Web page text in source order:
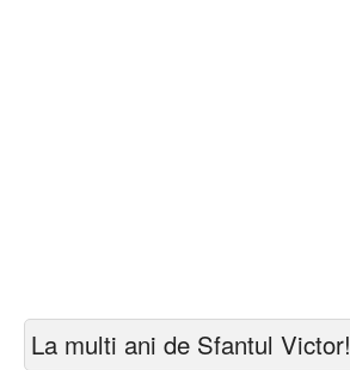
La multi ani de Sfantul Victor!